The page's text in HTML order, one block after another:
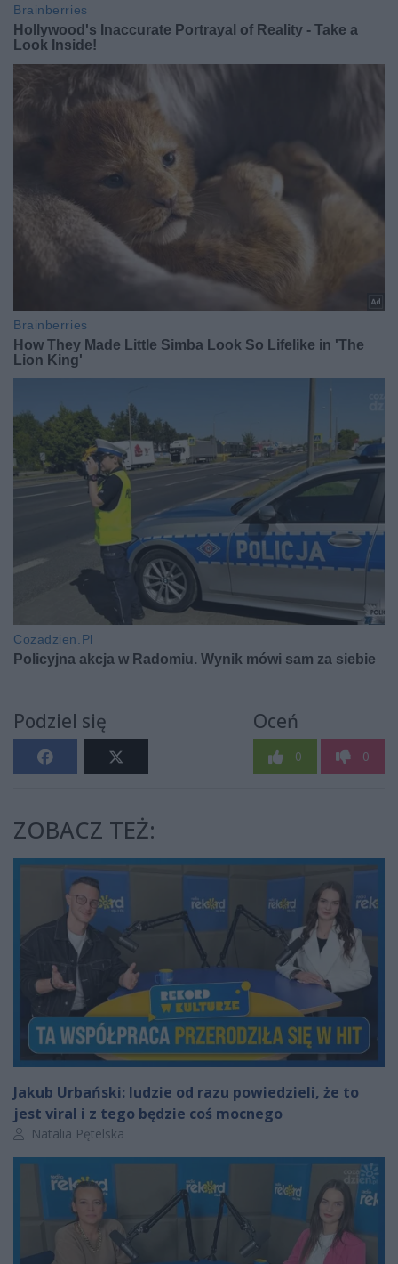
Podziel się Oceń
0 0
ZOBACZ TEŻ:
Jakub Urbański: ludzie od razu powiedzieli, że to
jest viral i z tego będzie coś mocnego
Autor artykułu:
Natalia Pętelska